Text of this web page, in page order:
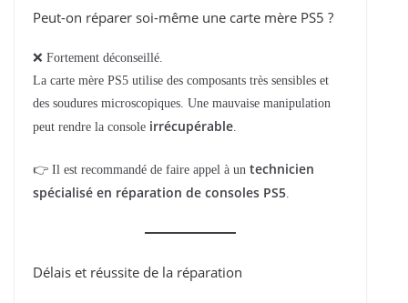
Peut-on réparer soi-même une carte mère PS5 ?
❌ Fortement déconseillé.
La carte mère PS5 utilise des composants très sensibles et
des soudures microscopiques. Une mauvaise manipulation
peut rendre la console irrécupérable.
👉 Il est recommandé de faire appel à un technicien
spécialisé en réparation de consoles PS5.
Délais et réussite de la réparation